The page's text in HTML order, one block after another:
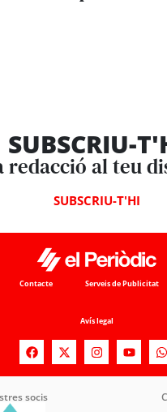
SUBSCRIU-
redacció al teu
SUBSCRIU-T'HI
Contacte Serveis de Publicitat
Avís legal
socis